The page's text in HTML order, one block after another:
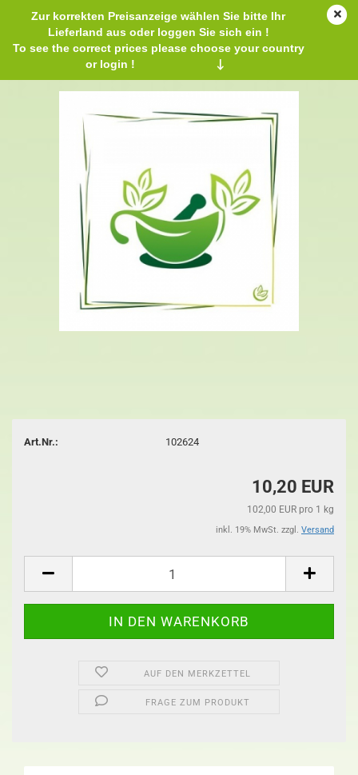
Zur korrekten Preisanzeige wählen Sie bitte Ihr
Lieferland aus oder loggen Sie sich ein !
To see the correct prices please choose your country
or login !
↓
Solagum AX 100 g
Art.Nr.: 102624
10,20 EUR
102,00 EUR pro 1 kg
inkl. 19% MwSt. zzgl. Versand
AUF DEN MERKZETTEL
FRAGE ZUM PRODUKT